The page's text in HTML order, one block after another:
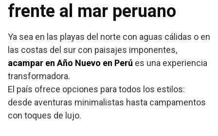
frente al mar peruano
Ya sea en las playas del norte con aguas cálidas o en
las costas del sur con paisajes imponentes,
acampar en Año Nuevo en Perú es una experiencia
transformadora.
El país ofrece opciones para todos los estilos:
desde aventuras minimalistas hasta campamentos
con toques de lujo.